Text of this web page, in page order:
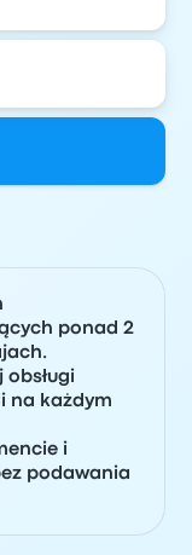
ponad 2
obsługi
na każdym
i
podawania